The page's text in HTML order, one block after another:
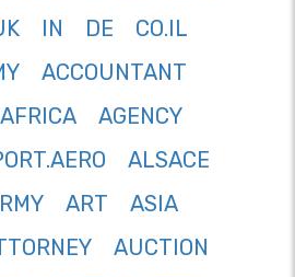
IN DE
CO.IL
ACCOUNTANT
AFRICA
AGENCY
ALSACE
ART
ASIA
AUCTION